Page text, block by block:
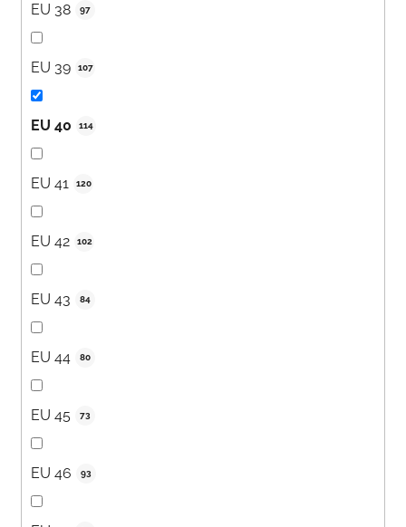
EU 38 97
EU 39 107
EU 40 114
EU 41 120
EU 42 102
EU 43 84
EU 44 80
EU 45 73
EU 46 93